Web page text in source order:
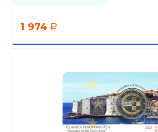
1 974 a